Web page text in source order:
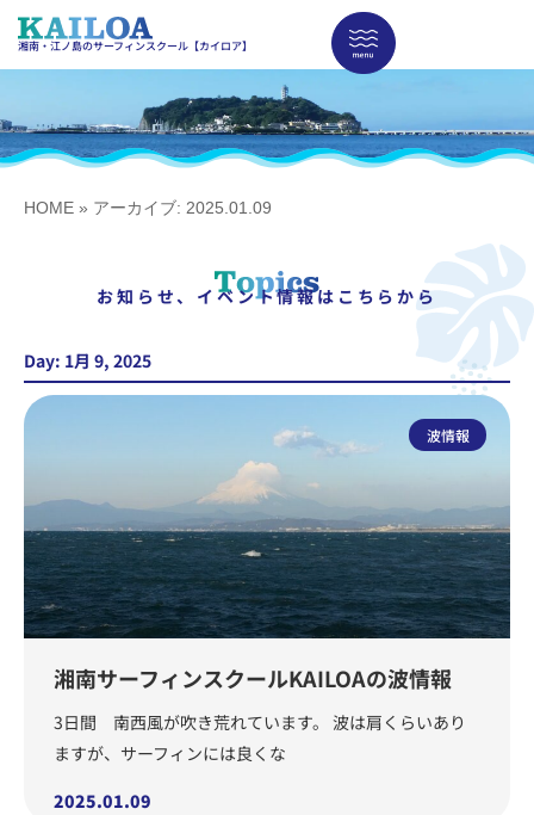
湘南・江ノ島のサーフィンスクール【カイロア】
HOME » アーカイブ: 2025.01.09
お知らせ、イベント情報はこちらから
Day: 1月 9, 2025
波情報
湘南サーフィンスクールKAILOAの波情報
3日間 南西風が吹き荒れています。 波は肩くらいあり
ますが、サーフィンには良くな
2025.01.09